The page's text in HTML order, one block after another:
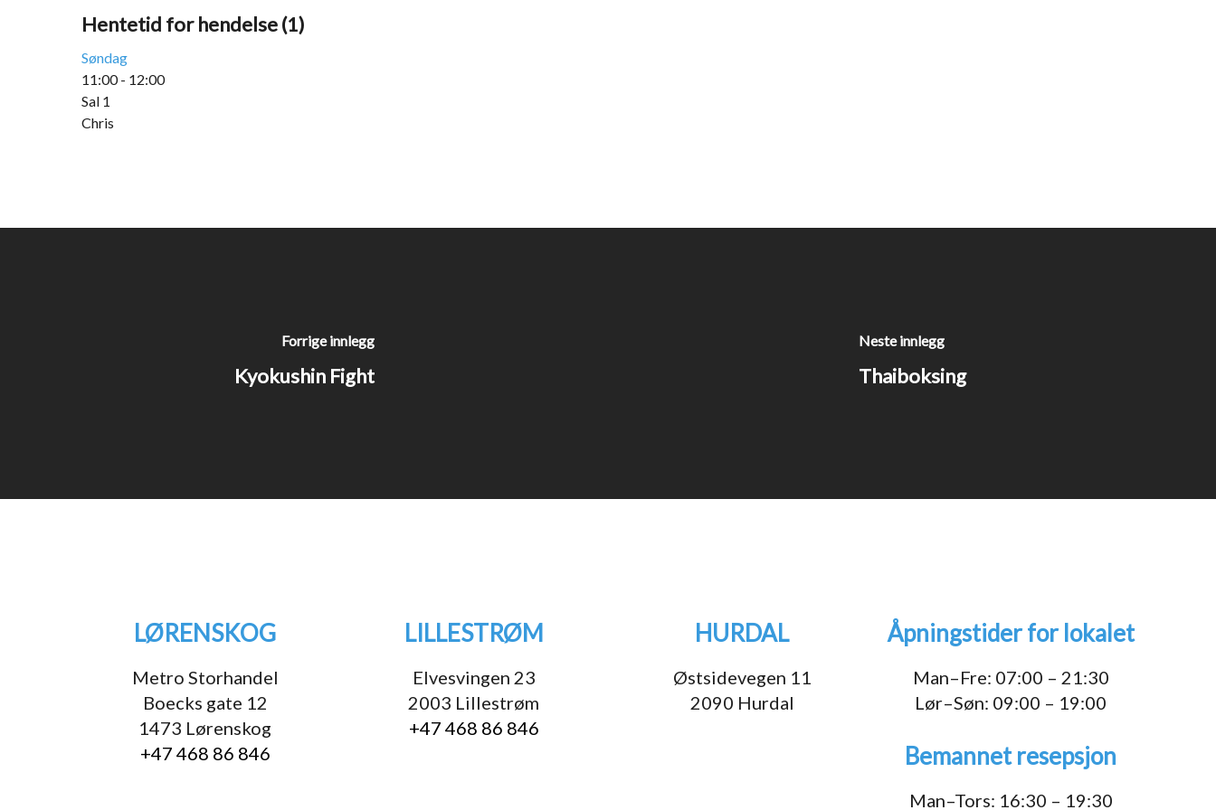
Hentetid for hendelse (1)
Søndag
11:00- 12:00
Sal 1
Chris
Forrige innlegg
Kyokushin Fight
Neste innlegg
Thaiboksing
LØRENSKOG
Metro Storhandel
Boecks gate 12
1473 Lørenskog
+47 468 86 846
LILLESTRØM
Elvesvingen 23
2003 Lillestrøm
+47 468 86 846
HURDAL
Østsidevegen 11
2090 Hurdal
Åpningstider for lokalet
Man–Fre: 07:00 – 21:30
Lør–Søn: 09:00 – 19:00
Bemannet resepsjon
Man–Tors: 16:30 – 19:30